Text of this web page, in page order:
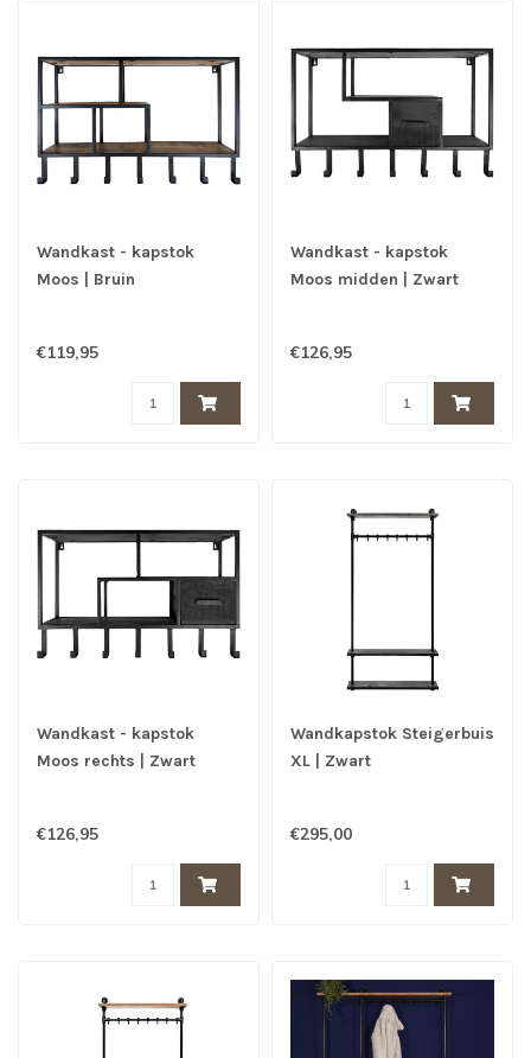
Wandkast - kapstok
Moos | Bruin
€119,95
Wandkast - kapstok
Moos midden | Zwart
€126,95
Wandkast - kapstok
Moos rechts | Zwart
€126,95
Wandkapstok Steigerbuis
XL | Zwart
€295,00